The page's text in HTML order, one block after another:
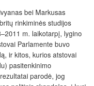
bei Markusas
rinkiminės studijos
m. laikotarpį, lygino
Parlamente buvo
ir kitos, kurios atstovai
pasitenkinimo
parodė, jog